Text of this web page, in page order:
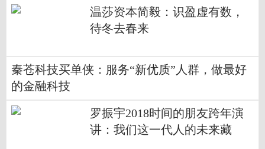
​温莎资本简毅：识盈虚有数，
待冬去春来
秦苍科技买单侠：服务“新优质”人群，做最好
的金融科技
罗振宇2018时间的朋友跨年演
讲：我们这一代人的未来藏